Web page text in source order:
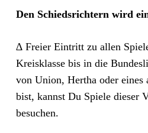
Den Schiedsrichtern wird
∆ Freier Eintritt zu allen
Kreisklasse bis in die
von Union, Hertha oder eines
bist, kannst Du Spiele dieser
besuchen.